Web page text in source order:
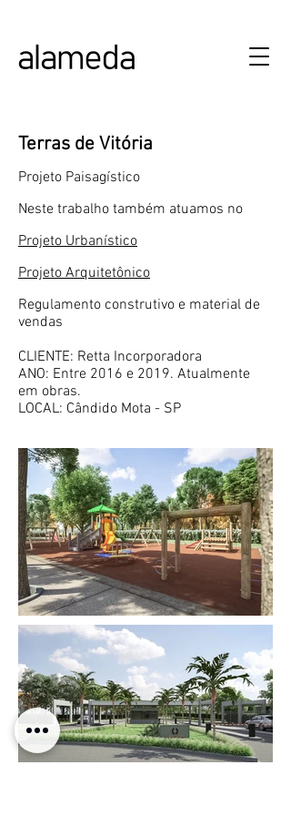
Terras de Vitória
Projeto Paisagístico
Neste trabalho também atuamos no
Projeto Urbanístico
Projeto Arquitetônico
Regulamento construtivo e material de
vendas
CLIENTE: Retta Incorporadora
ANO: Entre 2016 e 2019. Atualmente
em obras.
LOCAL: Cândido Mota - SP